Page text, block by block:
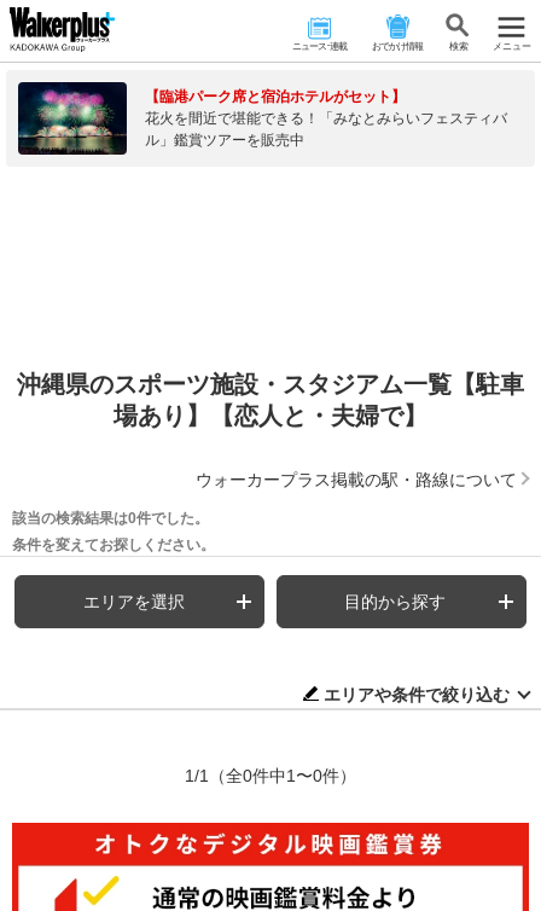
ニュース･連載 おでかけ情報 検 索 メニュー
【臨港パーク席と宿泊ホテルがセット】
花火を間近で堪能できる！「みなとみらいフェスティバ
ル」鑑賞ツアーを販売中
沖縄県のスポーツ施設・スタジアム一覧【駐車
場あり】【恋人と・夫婦で】
ウォーカープラス掲載の駅・路線について
該当の検索結果は0件でした。
条件を変えてお探しください。
エリアを選択 目的から探す
エリアや条件で絞り込む
1/1 （全0件中1〜0件）